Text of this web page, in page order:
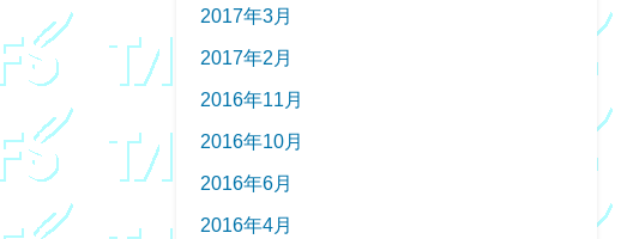
2017年3月
2017年2月
2016年11月
2016年10月
2016年6月
2016年4月